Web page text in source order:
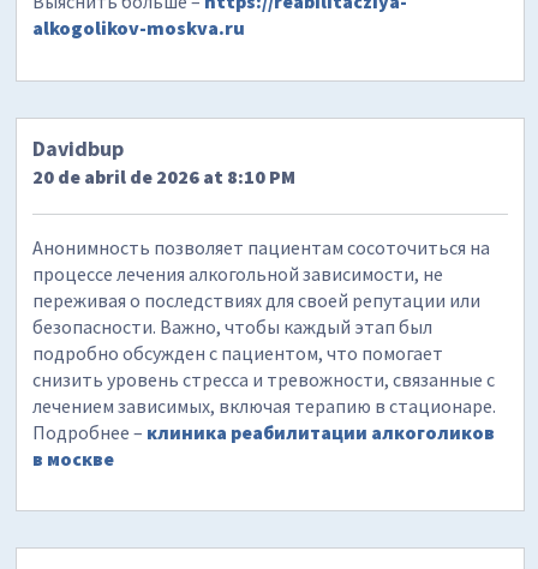
alkogolikov-moskva.ru
Davidbup
20 de abril de 2026 at 8:10 PM
Анонимность позволяет пациентам сосоточиться на
процессе лечения алкогольной зависимости, не
переживая о последствиях для своей репутации или
безопасности. Важно, чтобы каждый этап был
подробно обсужден с пациентом, что помогает
снизить уровень стресса и тревожности, связанные с
лечением зависимых, включая терапию в стационаре.
Подробнее – клиника реабилитации алкоголиков
в москве